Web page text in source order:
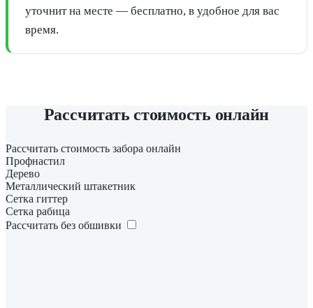
уточнит на месте — бесплатно, в удобное для вас
время.
Рассчитать стоимость онлайн
Рассчитать стоимость забора онлайн
Профнастил
Дерево
Металлический штакетник
Сетка гиттер
Сетка рабица
Рассчитать без обшивки